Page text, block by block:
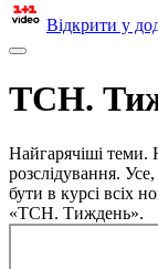
Відкрити у
ТСН.
Найгарячіші теми.
розслідування.
бути в курсі всіх
«ТСН. Тиждень».